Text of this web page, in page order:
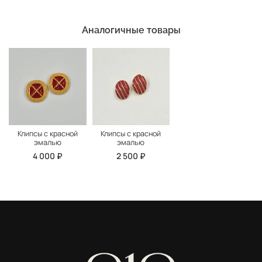
Аналогичные товары
Клипсы с красной
эмалью
4 000 ₽
Клипсы с красной
эмалью
2 500 ₽